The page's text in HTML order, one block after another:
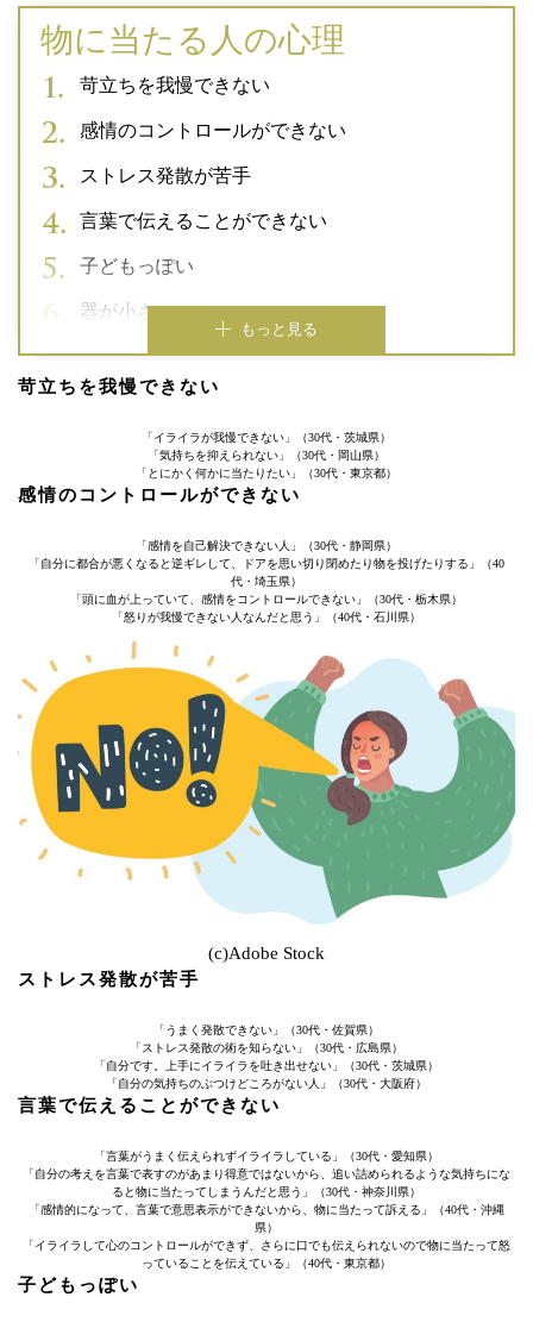
物に当たる人の心理
苛立ちを我慢できない
感情のコントロールができない
ストレス発散が苦手
言葉で伝えることができない
子どもっぽい
器が小さい
もっと見る
苛立ちを我慢できない
「イライラが我慢できない」（30代・茨城県）
「気持ちを抑えられない」（30代・岡山県）
「とにかく何かに当たりたい」（30代・東京都）
感情のコントロールができない
「感情を自己解決できない人」（30代・静岡県）
「自分に都合が悪くなると逆ギレして、ドアを思い切り閉めたり物を投げたりする」（40
代・埼玉県）
「頭に血が上っていて、感情をコントロールできない」（30代・栃木県）
「怒りが我慢できない人なんだと思う」（40代・石川県）
(c)Adobe Stock
ストレス発散が苦手
「うまく発散できない」（30代・佐賀県）
「ストレス発散の術を知らない」（30代・広島県）
「自分です。上手にイライラを吐き出せない」（30代・茨城県）
「自分の気持ちのぶつけどころがない人」（30代・大阪府）
言葉で伝えることができない
「言葉がうまく伝えられずイライラしている」（30代・愛知県）
「自分の考えを言葉で表すのがあまり得意ではないから、追い詰められるような気持ちにな
ると物に当たってしまうんだと思う」（30代・神奈川県）
「感情的になって、言葉で意思表示ができないから、物に当たって訴える」（40代・沖縄
県）
「イライラして心のコントロールができず、さらに口でも伝えられないので物に当たって怒
っていることを伝えている」（40代・東京都）
子どもっぽい